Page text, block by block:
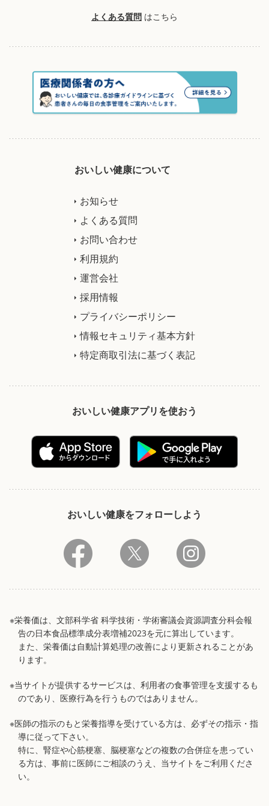
よくある質問 はこちら
おいしい健康について
お知らせ
よくある質問
お問い合わせ
利用規約
運営会社
採用情報
プライバシーポリシー
情報セキュリティ基本方針
特定商取引法に基づく表記
おいしい健康アプリを使おう
おいしい健康をフォローしよう
※栄養価は、文部科学省 科学技術・学術審議会資源調査分科会報
告の日本食品標準成分表増補2023を元に算出しています。
また、栄養価は自動計算処理の改善により更新されることがあ
ります。
※当サイトが提供するサービスは、利用者の食事管理を支援するも
のであり、医療行為を行うものではありません。
※医師の指示のもと栄養指導を受けている方は、必ずその指示・指
導に従って下さい。
特に、腎症や心筋梗塞、脳梗塞などの複数の合併症を患ってい
る方は、事前に医師にご相談のうえ、当サイトをご利用くださ
い。